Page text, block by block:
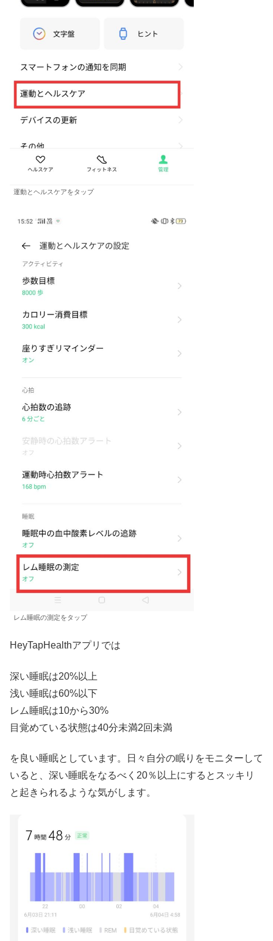
運動とヘルスケアをタップ
レム睡眠の測定をタップ
HeyTapHealthアプリでは
深い睡眠は20%以上
浅い睡眠は60%以下
レム睡眠は10から30%
目覚めている状態は40分未満2回未満
を良い睡眠としています。日々自分の眠りをモニターして
いると、深い睡眠をなるべく20％以上にするとスッキリ
と起きられるような気がします。